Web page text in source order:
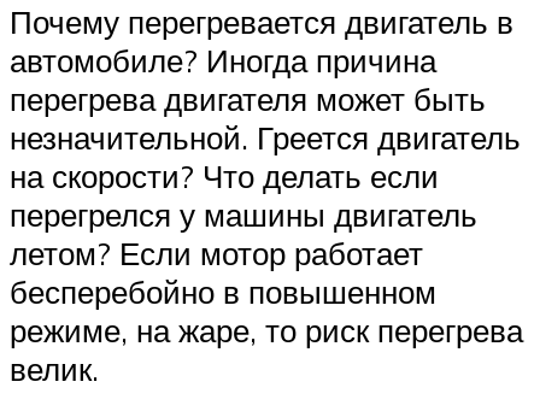
Почему перегревается двигатель в
автомобиле? Иногда причина
перегрева двигателя может быть
незначительной. Греется двигатель
на скорости? Что делать если
перегрелся у машины двигатель
летом? Если мотор работает
бесперебойно в повышенном
режиме, на жаре, то риск перегрева
велик.